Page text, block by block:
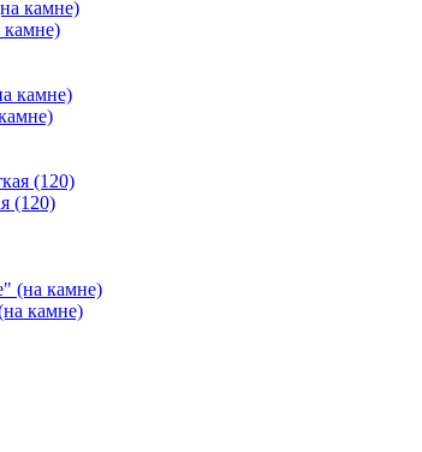
камне)
(120)
камне)